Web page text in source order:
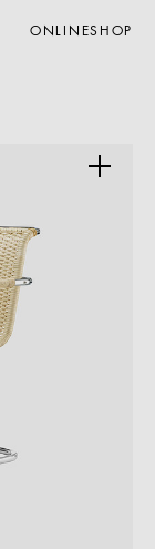
ONLINESHOP